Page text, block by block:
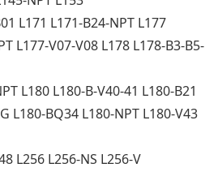
L171 L171-B24-NPT L177
L177-V07-V08 L178 L178-B3-B5-
L180 L180-B-V40-41 L180-B21
L180-BQ34 L180-NPT L180-V43
L256 L256-NS L256-V